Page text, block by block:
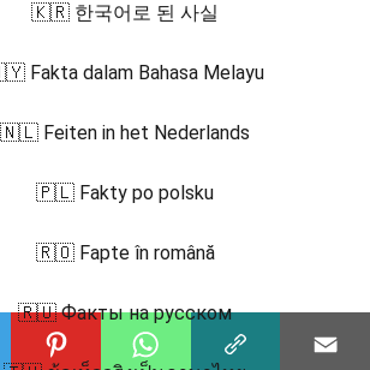
🇰🇷 한국어로 된 사실
Fakta dalam Bahasa Melayu
🇳🇱 Feiten in het Nederlands
🇵🇱 Fakty po polsku
🇷🇴 Fapte în română
🇷🇺 Факты на русском